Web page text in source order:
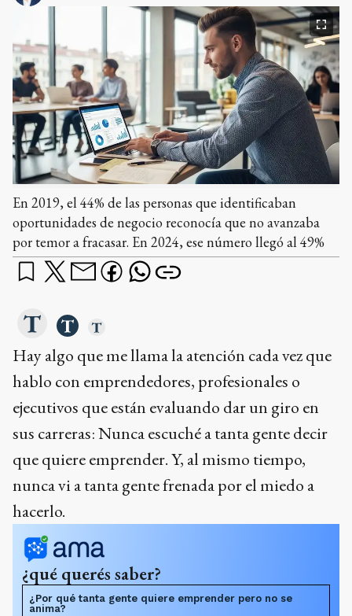
En 2019, el 44% de las personas que identificaban
oportunidades de negocio reconocía que no avanzaba
por temor a fracasar. En 2024, ese número llegó al 49%
Hay algo que me llama la atención cada vez que
hablo con emprendedores, profesionales o
ejecutivos que están evaluando dar un giro en
sus carreras: Nunca escuché a tanta gente decir
que quiere emprender. Y, al mismo tiempo,
nunca vi a tanta gente frenada por el miedo a
hacerlo.
¿qué querés saber?
¿Por qué tanta gente quiere emprender pero no se
anima?